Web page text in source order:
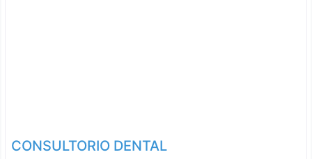
CONSULTORIO DENTAL